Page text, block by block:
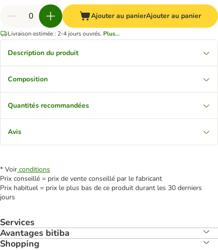
Ajouter au panierAjouter au panier
Livraison estimée : 2-4 jours ouvrés. Plus...
Description du produit
Composition
Quantités recommandées
Avis
* Voir conditions
Prix conseillé = prix de vente conseillé par le fabricant
Prix habituel = prix le plus bas de ce produit durant les 30 derniers
jours
Services
Avantages bitiba
Shopping